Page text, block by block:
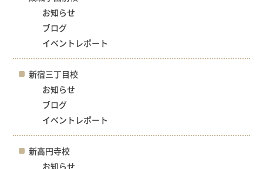
お知らせ
ブログ
イベントレポート
新宿三丁目校
お知らせ
ブログ
イベントレポート
新高円寺校
お知らせ